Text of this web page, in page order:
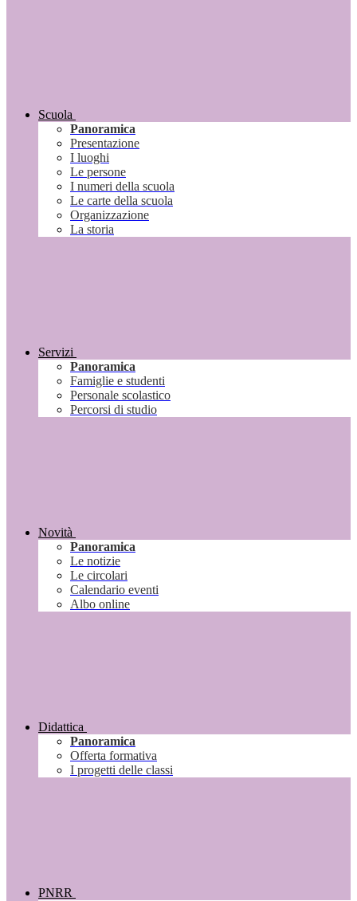
Scuola
Panoramica
Presentazione
I luoghi
Le persone
I numeri della scuola
Le carte della scuola
Organizzazione
La storia
Servizi
Panoramica
Famiglie e studenti
Personale scolastico
Percorsi di studio
Novità
Panoramica
Le notizie
Le circolari
Calendario eventi
Albo online
Didattica
Panoramica
Offerta formativa
I progetti delle classi
PNRR